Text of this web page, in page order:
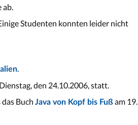
ab.
Studenten konnten leider nicht
.
den 24.10.2006, statt.
Buch Java von Kopf bis Fußam 19.